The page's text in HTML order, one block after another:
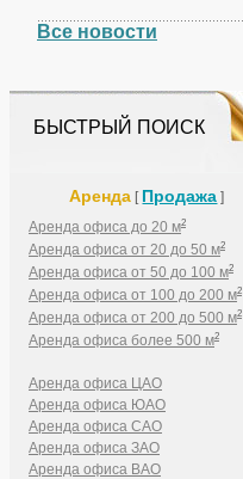
Все новости
БЫСТРЫЙ ПОИСК
Аренда [ Продажа ]
Аренда офиса до 20 м2
Аренда офиса от 20 до 50 м2
Аренда офиса от 50 до 100 м2
Аренда офиса от 100 до 200 м2
Аренда офиса от 200 до 500 м2
Аренда офиса более 500 м2
Аренда офиса ЦАО
Аренда офиса ЮАО
Аренда офиса САО
Аренда офиса ЗАО
Аренда офиса ВАО